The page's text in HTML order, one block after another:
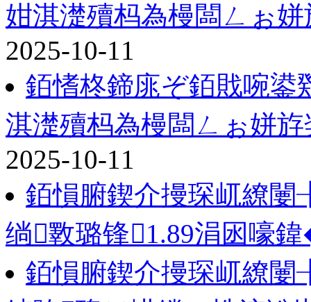
姏淇濋殰杩為槾闆ㄥぉ
2025-10-11
銆愭柊鍗庣ぞ銆戝啘鍙
淇濋殰杩為槾闆ㄥぉ姘
2025-10-11
銆愪腑鍥介摱琛屼繚
绱斁璐锋1.89涓囦嚎
銆愪腑鍥介摱琛屼繚